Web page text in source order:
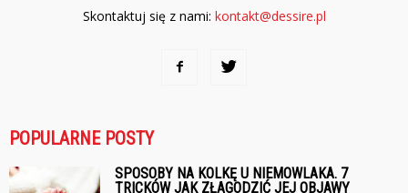
Skontaktuj się z nami: kontakt@dessire.pl
POPULARNE POSTY
SPOSOBY NA KOLKĘ U NIEMOWLAKA. 7
TRICKÓW JAK ZŁAGODZIĆ JEJ OBJAWY